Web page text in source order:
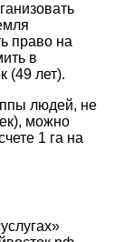
право на
в
(49 лет).
людей, не
можно
1 га на